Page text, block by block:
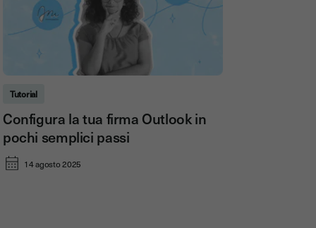
Tutorial
Configura la tua firma Outlook in
pochi semplici passi
14 agosto 2025